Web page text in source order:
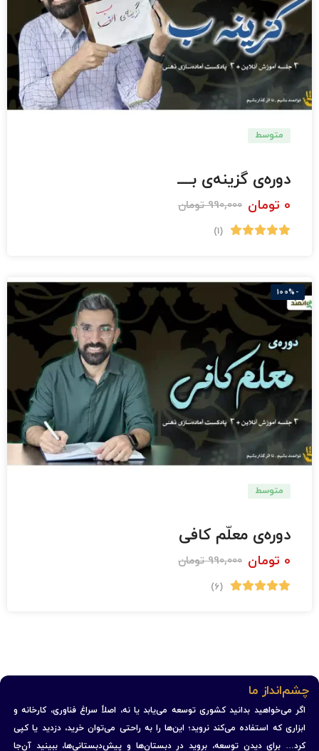
متوسط
دوره‌ی گزینه‌ی بــــ
0 تومان 990,000 تومان
(1)
-100%
متوسط
دوره‌ی معلّم کافی
0 تومان 990,000 تومان
(6)
چشم‌انداز ما
اگر می‌خواهید بدانید کشوری توسعه می‌یابد یا نه، اصلاً سراغ فناوری، کارخانه و
ابزاری که استفاده می‌کند نروید؛ این‌ها را به راحتی می‌توان خرید، دزدید یا کپی
کرد… برای دیدن توسعه، بروید در دبستان‌ها و پیش‌دبستانی‌ها، ببینید آن‌جا